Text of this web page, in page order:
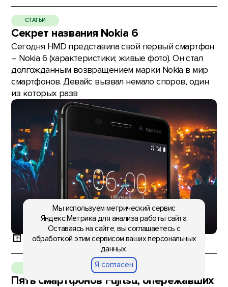
СТАТЬИ
Секрет названия Nokia 6
Сегодня HMD представила свой первый смартфон
– Nokia 6 (характеристики; живые фото). Он стал
долгожданным возвращением марки Nokia в мир
смартфонов. Девайс вызвал немало споров, один
из которых разв
22:48, 8 января 2017
Пять смартфонов Fujitsu, опережавших
Мы используем метрический сервис
Яндекс.Метрика для анализа работы сайта.
Оставаясь на сайте, вы соглашаетесь с
обработкой этим сервисом ваших персональных
данных.
Я согласен